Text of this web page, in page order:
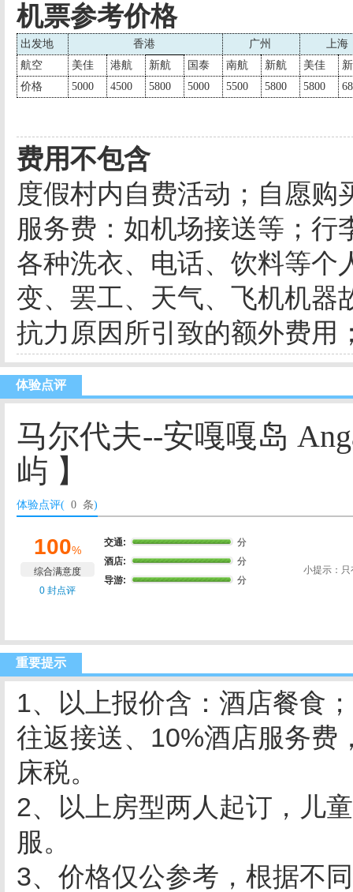
机票参考价格
出发地 香港 广州
上海
航空
美佳 港航 新航 国泰 南航 新航 美佳
价格
5000 4500 5800 5000 5500 5800 5800
费用不包含
度假村内自费活动；自愿购
服务费：如机场接送等；行
各种洗衣、电话、饮料等个
变、罢工、天气、飞机机器
抗力原因所引致的额外费用
体验点评
马尔代夫--安嘎嘎岛
屿 】
体验点评( 0 条)
100%
综合满意度
0 封点评
交通:
分
酒店:
分
导游:
分
小提示：
重要提示
1、以上报价含：酒店餐食
往返接送、 10%酒店服务费
床税。
2、以上房型两人起订，儿
服。
3、价格仅公参考，根据不